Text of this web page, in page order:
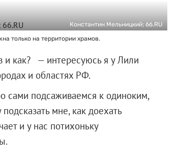
Константин Мельницкий; 66.RU
только на территории храмов.
и как? — интересуюсь я у Лили
и областях РФ.
сами подсаживаемся к одиноким,
мне, как доехать
и у нас потихоньку